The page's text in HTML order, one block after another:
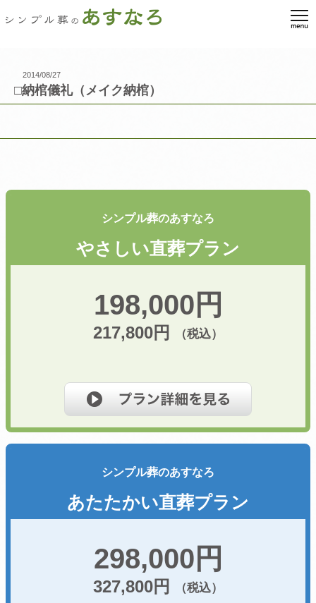
2014/08/27
□納棺儀礼（メイク納棺）
シンプル葬のあすなろ
やさしい直葬プラン
198,000円
217,800円 （税込）
シンプル葬のあすなろ
あたたかい直葬プラン
298,000円
327,800円 （税込）